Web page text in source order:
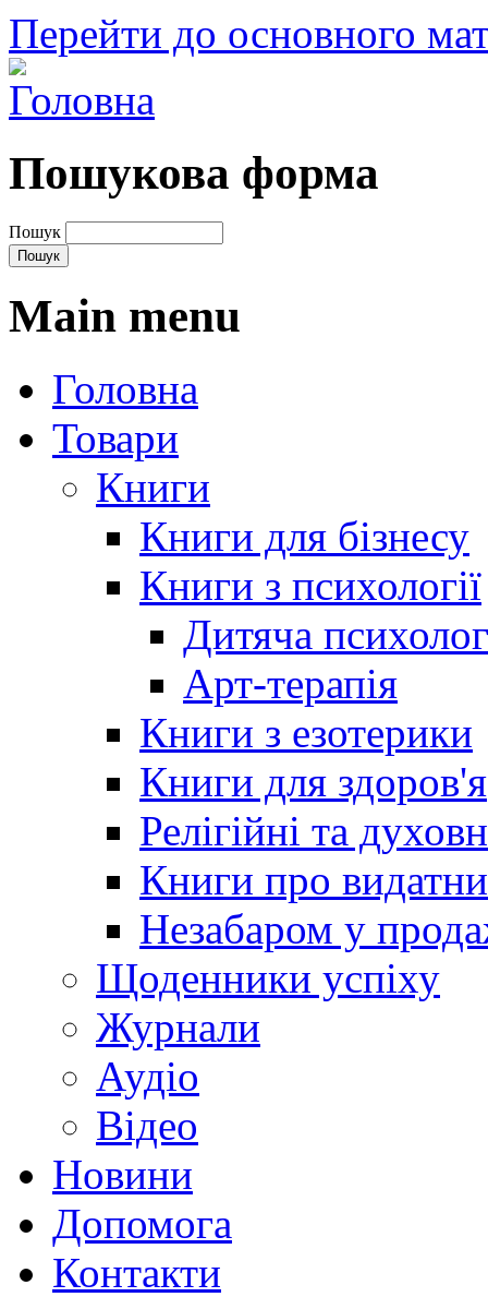
Перейти до основного
Пошукова форма
Пошук
Main menu
Головна
Товари
Книги
Книги для бізнесу
Книги з психології
Дитяча
Арт-терапія
Книги з езотерики
Книги для здоров'я
Релігійні та
Книги про
Незабаром у
Щоденники успіху
Журнали
Аудіо
Відео
Новини
Допомога
Контакти